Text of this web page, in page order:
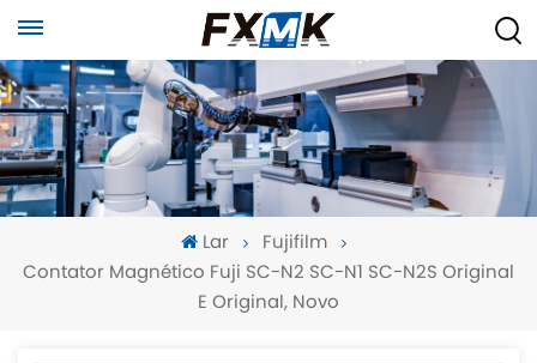
Lar
Fujifilm
Contator Magnético Fuji SC-N2 SC-N1 SC-N2S Original
E Original, Novo